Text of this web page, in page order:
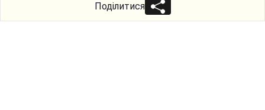
Поділитися